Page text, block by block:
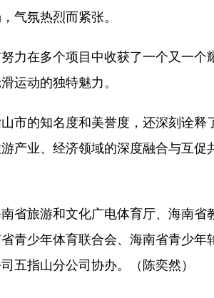
气氛热烈而紧张。
在多个项目中收获了一个又一个
运动的独特魅力。
的知名度和美誉度，还深刻诠释
产业、经济领域的深度融合与互促
旅游和文化广电体育厅、海南省
青少年体育联合会、海南省青少年
五指山分公司协办。（陈奕然）